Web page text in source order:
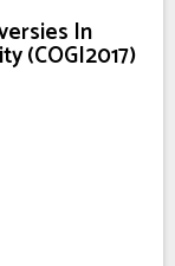
In
(COGI2017)